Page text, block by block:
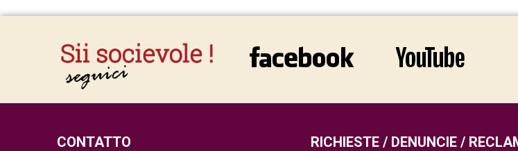
CONTATTO RICHIESTE / DENUNCIE /